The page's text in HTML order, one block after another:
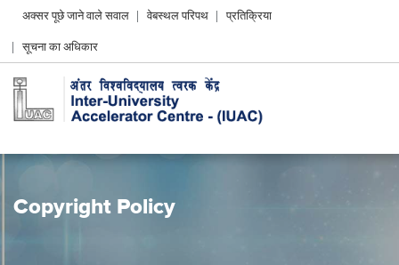
Header
menu
अक्सर पूछे जाने वाले सवाल वेबस्थल परिपथ
प्रतिक्रिया
सूचना का अधिकार
Copyright Policy